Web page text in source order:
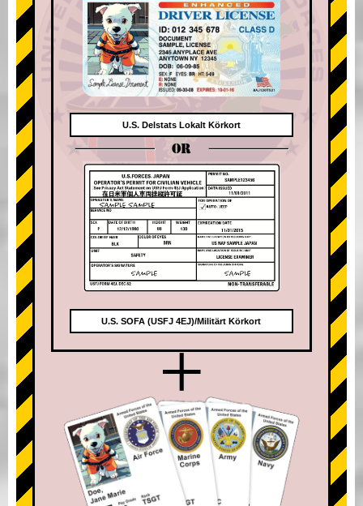
U.S. Delstats Lokalt Körkort
OR
U.S. SOFA (USFJ 4EJ)/Militärt Körkort
+